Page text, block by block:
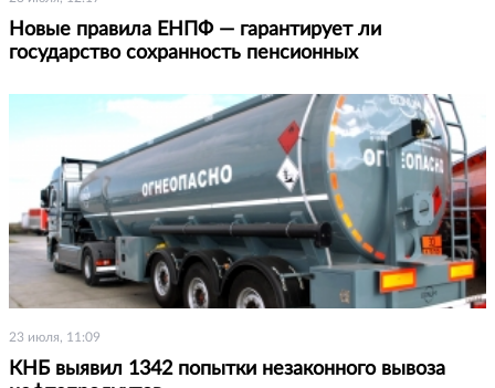
Новые правила ЕНПФ — гарантирует ли
государство сохранность пенсионных
23 июля, 11:09
КНБ выявил 1342 попытки незаконного вывоза